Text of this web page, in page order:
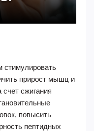
стимулировать
прирост мышц и
сжигания
повысить
пептидных